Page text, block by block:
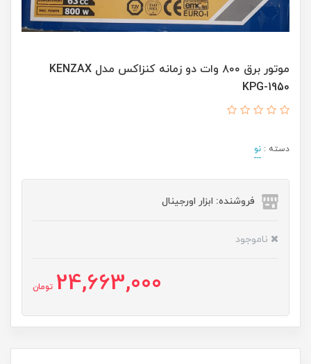
موتور برق ۸۰۰ وات دو زمانه کنزاکس مدل KENZAX
KPG-1950
دسته : نو
فروشنده: ابزار اورجینال
ناموجود
24,663,000 تومان